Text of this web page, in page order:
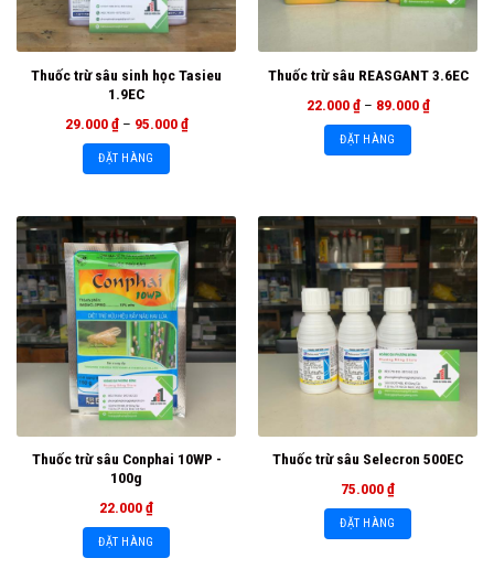
Thuốc trừ sâu sinh học Tasieu
1.9EC
29.000₫ – 95.000₫
ĐẶT HÀNG
Thuốc trừ sâu REASGANT 3.6EC
22.000₫ – 89.000₫
ĐẶT HÀNG
Thuốc trừ sâu Conphai 10WP -
100g
22.000₫
ĐẶT HÀNG
Thuốc trừ sâu Selecron 500EC
75.000₫
ĐẶT HÀNG